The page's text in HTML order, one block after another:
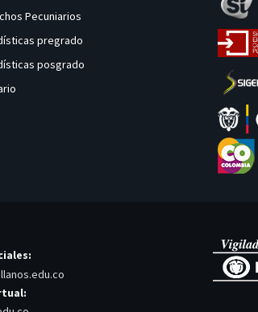
Pecuniarios
pregrado
posgrado